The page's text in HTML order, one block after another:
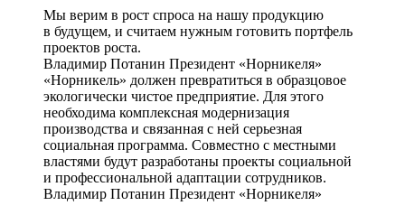
Мы верим в рост спроса на нашу продукцию
в будущем, и считаем нужным готовить портфель
проектов роста.
Владимир Потанин Президент «Норникеля»
«Норникель» должен превратиться в образцовое
экологически чистое предприятие. Для этого
необходима комплексная модернизация
производства и связанная с ней серьезная
социальная программа. Совместно с местными
властями будут разработаны проекты социальной
и профессиональной адаптации сотрудников.
Владимир Потанин Президент «Норникеля»